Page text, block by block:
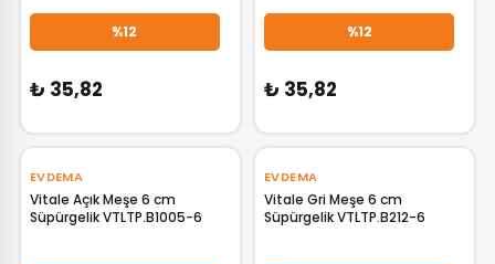
%12
₺ 35,82
%12
₺ 35,82
EVDEMA
Vitale Açık Meşe 6 cm
Süpürgelik VTLTP.B1005-6
EVDEMA
Vitale Gri Meşe 6 cm
Süpürgelik VTLTP.B212-6